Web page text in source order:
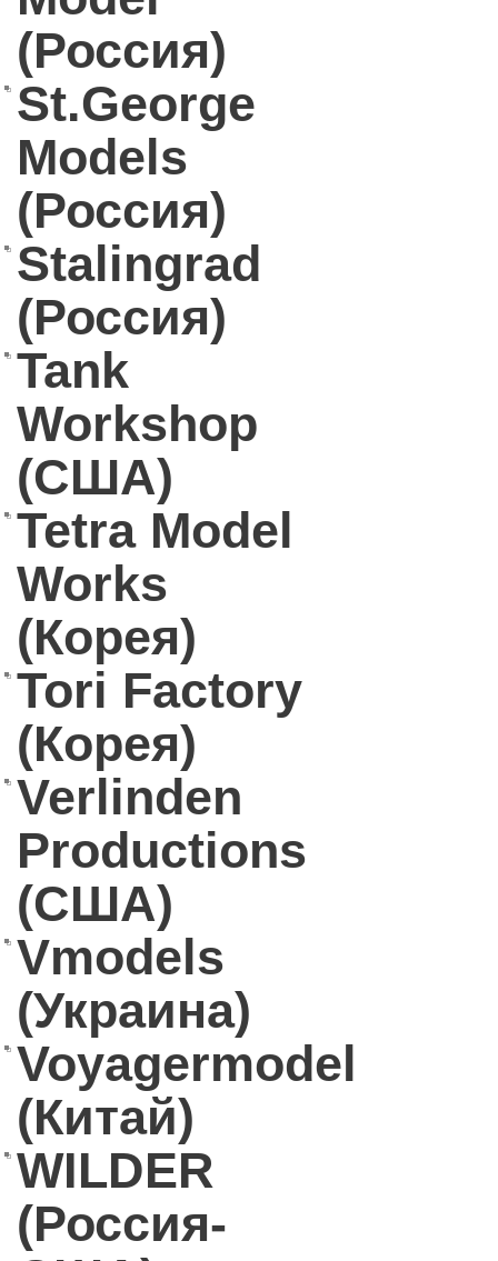
(Россия)
St.George
Models
(Россия)
Stalingrad
(Россия)
Tank
Workshop
(США)
Tetra Model
Works
(Корея)
Tori Factory
(Корея)
Verlinden
Productions
(США)
Vmodels
(Украина)
Voyagermodel
(Китай)
WILDER
(Россия-